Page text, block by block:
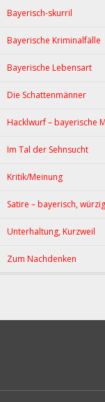
Bayerisch-skurril
Bayerische Kriminalfälle
Bayerische Lebensart
Die Schattenmänner
Hacklwurf – bayerische
Im Tal der Sehnsucht
Kritik/Meinung
Satire – bayerisch, würzig
Unterhaltung, Kurzweil
Zum Nachdenken